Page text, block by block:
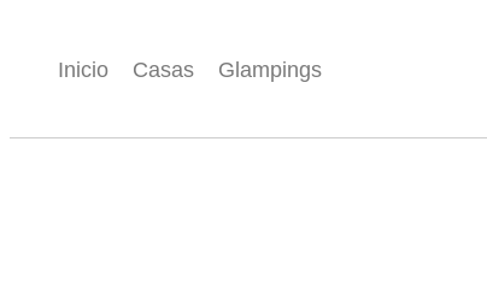
Inicio Casas Glampings